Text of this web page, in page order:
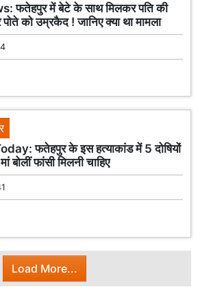
फतेहपुर में बेटे के साथ मिलकर पति की
को उम्रकैद ! जानिए क्या था मामला
फतेहपुर के इस हत्याकांड में 5 दोषियों
बोलीं फांसी मिलनी चाहिए
Load More...